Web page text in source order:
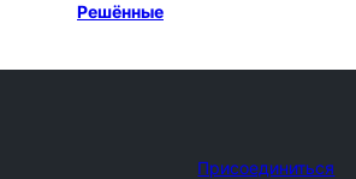
Решённые
Присоединиться